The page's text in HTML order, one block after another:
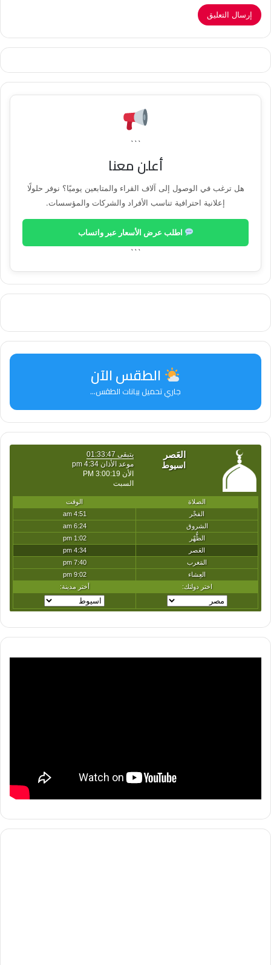
```
أعلن معنا
هل ترغب في الوصول إلى آلاف القراء والمتابعين يوميًا؟ نوفر حلولًا
إعلانية احترافية تناسب الأفراد والشركات والمؤسسات.
اطلب عرض الأسعار عبر واتساب
```
الطقس الآن
جاري تحميل بيانات الطقس...